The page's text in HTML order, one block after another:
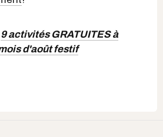
9 activités GRATUITES à
d'août festif